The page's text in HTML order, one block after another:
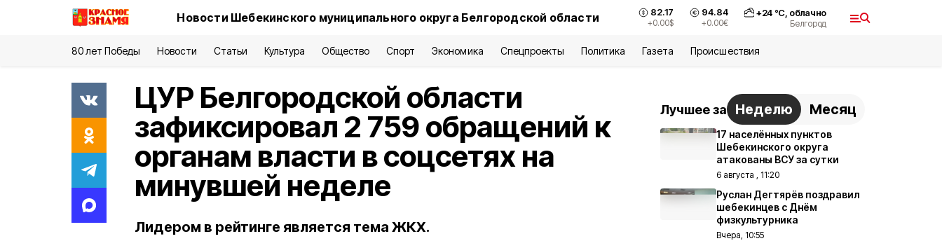
Новости Шебекинского муниципального округа Белгородской области 82.17
+0.00$
94.84
+0.00€
+24°С, облачно
Белгород
80 лет Победы Новости Статьи Культура Общество Спорт Экономика Спецпроекты Политика Газета Происшествия
ЦУР Белгородской области
зафиксировал 2 759 обращений к
органам власти в соцсетях на
минувшей неделе
Лидером в рейтинге является тема ЖКХ.
Лучшее за Неделю Месяц
17 населённых пунктов
Шебекинского округа
атакованы ВСУ за сутки
6 августа , 11:20
Руслан Дегтярёв поздравил
шебекинцев с Днём
физкультурника
Вчера, 10:55